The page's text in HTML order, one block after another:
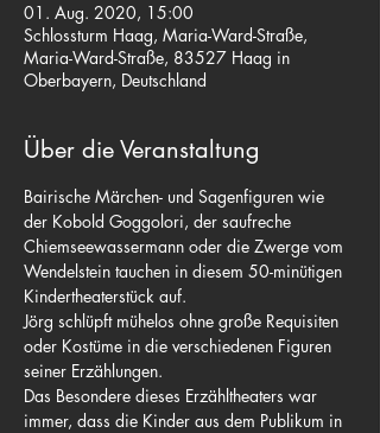
01. Aug. 2020, 15:00
Schlossturm Haag, Maria-Ward-Straße,
Maria-Ward-Straße, 83527 Haag in
Oberbayern, Deutschland
Über die Veranstaltung
Bairische Märchen- und Sagenfiguren wie
der Kobold Goggolori, der saufreche
Chiemseewassermann oder die Zwerge vom
Wendelstein tauchen in diesem 50-minütigen
Kindertheaterstück auf.
Jörg schlüpft mühelos ohne große Requisiten
oder Kostüme in die verschiedenen Figuren
seiner Erzählungen.
Das Besondere dieses Erzähltheaters war
immer, dass die Kinder aus dem Publikum in